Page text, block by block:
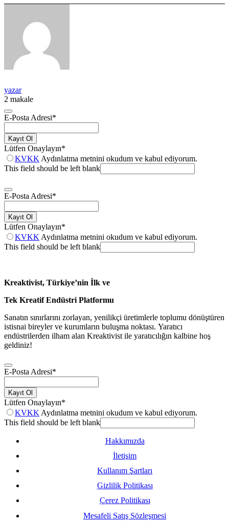
yazar
2 makale
E-Posta Adresi*
Kayıt Ol
Lütfen Onaylayın*
KVKK Aydınlatma metnini okudum ve kabul ediyorum.
This field should be left blank
E-Posta Adresi*
Kayıt Ol
Lütfen Onaylayın*
KVKK Aydınlatma metnini okudum ve kabul ediyorum.
This field should be left blank
Kreaktivist, Türkiye’nin İlk ve
Tek Kreatif Endüstri Platformu
Sanatın sınırlarını zorlayan, yenilikçi üretimlerle toplumu dönüştüren
istisnai bireyler ve kurumların buluşma noktası. Yaratıcı
endüstrilerden ilham alan Kreaktivist ile yaratıcılığın kalbine hoş
geldiniz!
E-Posta Adresi*
Kayıt Ol
Lütfen Onaylayın*
KVKK Aydınlatma metnini okudum ve kabul ediyorum.
This field should be left blank
Hakkımızda
İletişim
Kullanım Şartları
Gizlilik Politikası
Çerez Politikası
Mesafeli Satış Sözleşmesi